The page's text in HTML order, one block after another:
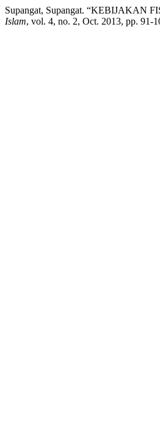
Supangat, Supangat.
Islam, vol. 4, no. 2, Oct. 2013, pp. 91-